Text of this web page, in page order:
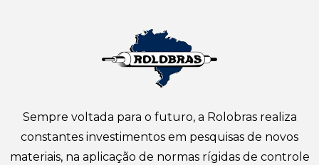
Sempre voltada para o futuro, a Rolobras realiza
constantes investimentos em pesquisas de novos
materiais, na aplicação de normas rígidas de controle